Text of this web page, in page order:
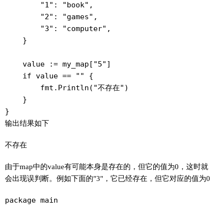
        "1": "book",
        "2": "games",
        "3": "computer",
    }
    value := my_map["5"]
    if value == "" {
        fmt.Println("不存在")
    }
}
输出结果如下
不存在
由于map中的value有可能本身是存在的，但它的值为0，这时就
会出现误判断。例如下面的"3"，它已经存在，但它对应的值为0
package main